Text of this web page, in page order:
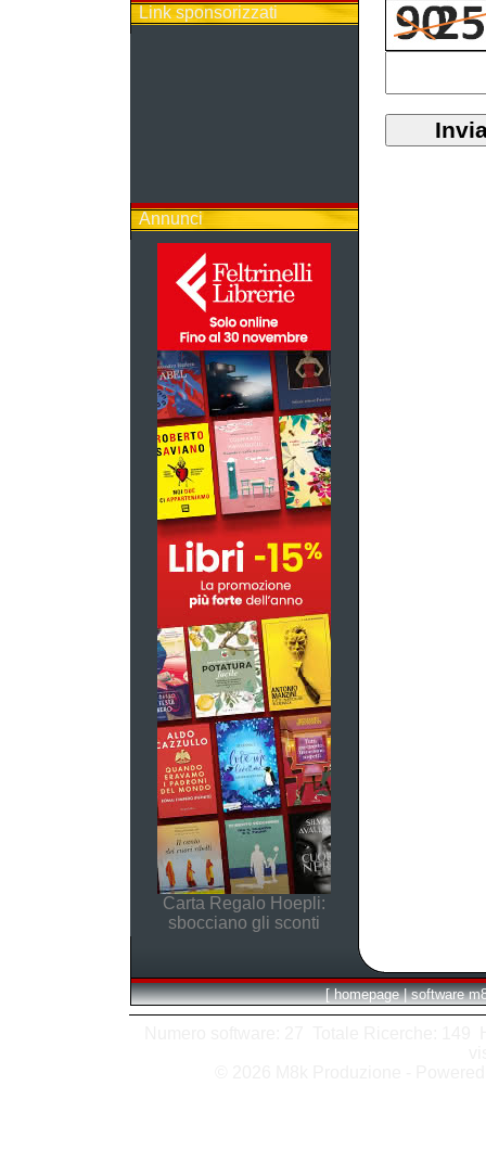
Link sponsorizzati
Annunci
Carta Regalo Hoepli:
sbocciano gli sconti
[ homepage | software